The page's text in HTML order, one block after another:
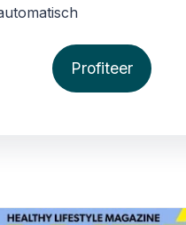
Profiteer